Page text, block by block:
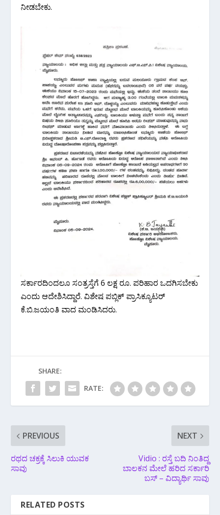
ನೀಡಬೇಕು.
ಸರ್ಕಾರದಿಂದಲೂ ಸಂತ್ರಸ್ತೆಗೆ 6 ಲಕ್ಷ ರೂ. ಪರಿಹಾರ ಒದಗಿಸಬೇಕು
ಎಂದು ಆದೇಶಿಸಿದ್ದಾರೆ. ವಿಶೇಷ ಪಬ್ಲಿಕ್ ಪ್ರಾಸಿಕ್ಯೂಟರ್
ಕೆ.ಬಿ‌.ಜಯಂತಿ ವಾದ ಮಂಡಿಸಿದರು.
SHARE:
RATE:
PREVIOUS
ರಥದ ಚಕ್ರಕ್ಕೆ‌ ಸಿಲುಕಿ ಯುವಕ
ಸಾವು
NEXT
Vidio : ರಸ್ತೆ ಬದಿ ನಿಂತಿದ್ದ
ಬಾಲಕನ ಮೇಲೆ ಹರಿದ ಸರ್ಕಾರಿ
ಬಸ್ – ವಿದ್ಯಾರ್ಥಿ ಸಾವು
RELATED POSTS